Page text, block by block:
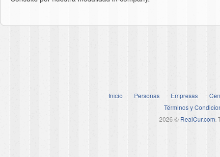
Inicio Personas Empresas
Términos y
2026 © RealCur.com.